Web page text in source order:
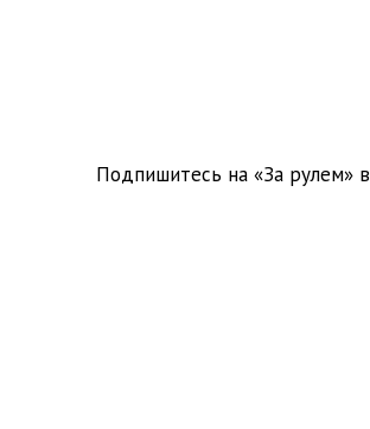
Подпишитесь на «За рулем» в